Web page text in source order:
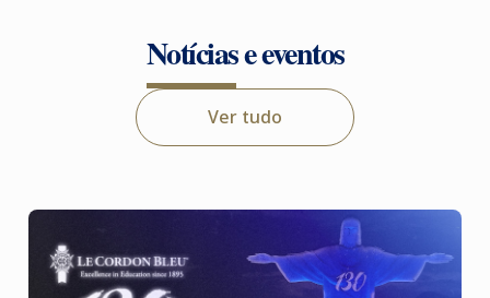
Notícias e eventos
Ver tudo